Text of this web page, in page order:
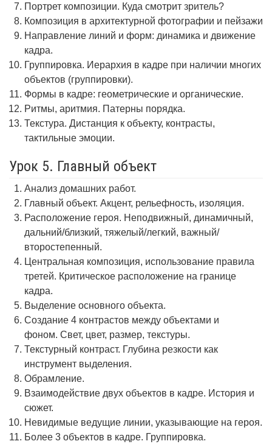
Портрет композиции. Куда смотрит зритель?
Композиция в архитектурной фотографии и пейзажи
Направление линий и форм: динамика и движение
кадра.
Группировка. Иерархия в кадре при наличии многих
объектов (группировки).
Формы в кадре: геометрические и органические.
Ритмы, аритмия. Патерны порядка.
Текстура. Дистанция к объекту, контрасты,
тактильные эмоции.
Урок 5. Главный объект
Анализ домашних работ.
Главный объект. Акцент, рельефность, изоляция.
Расположение героя. Неподвижный, динамичный,
дальний/близкий, тяжелый/легкий, важный/
второстепенный.
Центральная композиция, использование правила
третей. Критическое расположение на границе
кадра.
Выделение основного объекта.
Создание 4 контрастов между объектами и
фоном. Свет, цвет, размер, текстуры.
Текстурный контраст. Глубина резкости как
инструмент выделения.
Обрамление.
Взаимодействие двух объектов в кадре. История и
сюжет.
Невидимые ведущие линии, указывающие на героя.
Более 3 объектов в кадре. Группировка.